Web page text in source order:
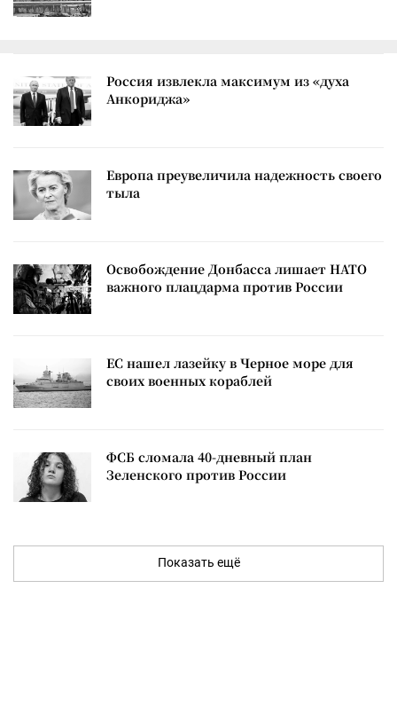
Россия извлекла максимум из «духа
Анкориджа»
Европа преувеличила надежность своего
тыла
Освобождение Донбасса лишает НАТО
важного плацдарма против России
ЕС нашел лазейку в Черное море для
своих военных кораблей
ФСБ сломала 40-дневный план
Зеленского против России
Показать ещё